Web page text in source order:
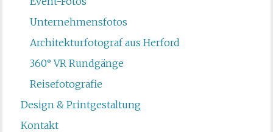
Unternehmensfotos
Architekturfotograf aus Herford
360° VR Rundgänge
Reisefotografie
Design & Printgestaltung
Kontakt